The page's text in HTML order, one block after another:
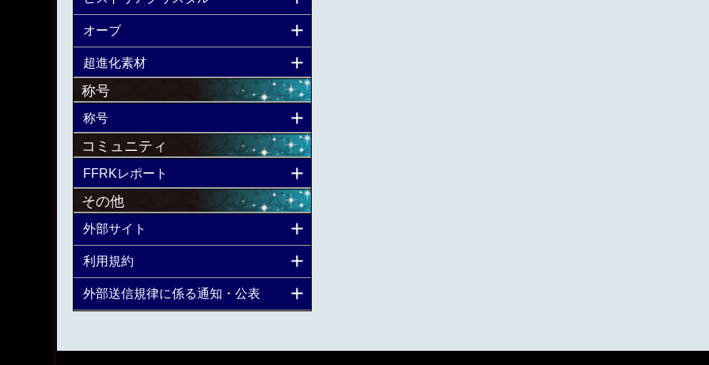
オーブ
超進化素材
称号
称号
コミュニティ
FFRKレポート
その他
外部サイト
利用規約
外部送信規律に係る通知・公表